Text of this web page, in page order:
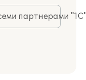
партнерами